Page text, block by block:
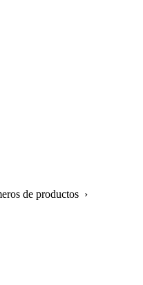
de productos ›